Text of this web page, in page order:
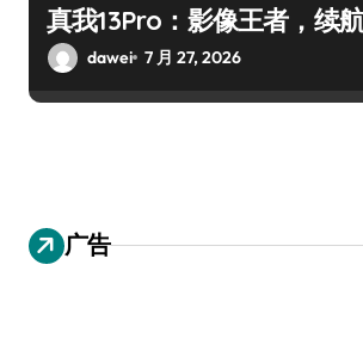
真我13Pro：影像王者，续
dawei 7 月 27, 2026
广告